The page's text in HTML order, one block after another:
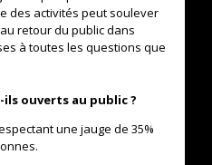
des activités peut soulever
retour du public dans
à toutes les questions que
ouverts au public ?
une jauge de 35%